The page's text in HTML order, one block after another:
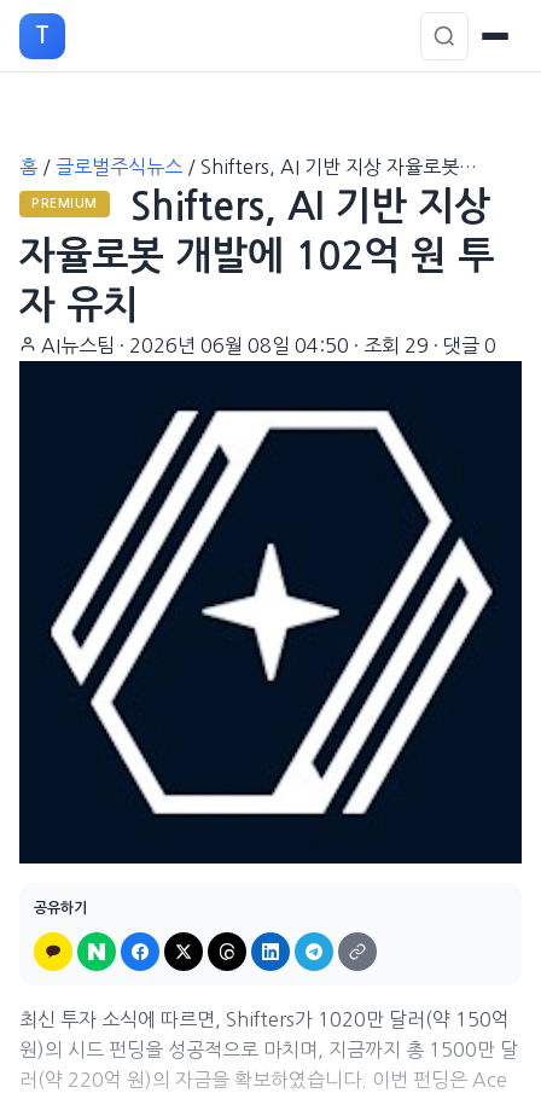
T
홈 / 글로벌주식뉴스 / Shifters, AI 기반 지상 자율로봇…
PREMIUM
Shifters, AI 기반 지상
자율로봇 개발에 102억 원 투
자 유치
AI뉴스팀 · 2026년 06월 08일 04:50 · 조회 29 · 댓글 0
공유하기
최신 투자 소식에 따르면, Shifters가 1020만 달러(약 150억
원)의 시드 펀딩을 성공적으로 마치며, 지금까지 총 1500만 달
러(약 220억 원)의 자금을 확보하였습니다. 이번 펀딩은 Ace